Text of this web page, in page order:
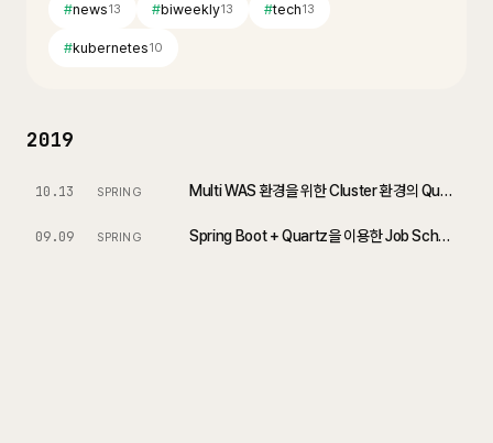
#news13 #biweekly13 #tech13
#kubernetes10
2019
10.13 SPRING Multi WAS 환경을 위한 Cluster 환경의 Quartz Job Scheduler 구현
09.09 SPRING Spring Boot + Quartz을 이용한 Job Scheduler 구현 (In-memory)